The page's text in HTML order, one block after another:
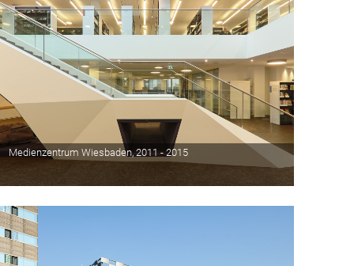
Medienzentrum Wiesbaden, 2011 - 2015